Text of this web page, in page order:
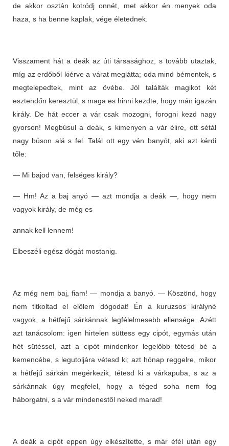
de akkor osztán kotródj onnét, met akkor én menyek oda
haza, s ha benne kaplak, vége életednek.
Visszament hát a deák az úti társasághoz, s tovább utaztak,
míg az erdőből kiérve a várat meglátta; oda mind bémentek, s
megtelepedtek, mint az övébe. Jól találták magikot két
esztendőn keresztül, s maga es hinni kezdte, hogy mán igazán
király. De hát eccer a vár csak mozogni, forogni kezd nagy
gyorson! Megbúsul a deák, s kimenyen a vár élire, ott sétál
nagy búson alá s fel. Talál ott egy vén banyót, aki azt kérdi
tőle:
— Mi bajod van, felséges király?
— Hm! Az a baj anyó — azt mondja a deák —, hogy nem
vagyok király, de még es
annak kell lennem!
Elbeszéli egész dógát mostanig.
Az még nem baj, fiam! — mondja a banyó. — Köszönd, hogy
nem titkoltad el előlem dógodat! Én a kuruzsos királyné
vagyok, a hétfejű sárkánnak legfélelmesebb ellensége. Azétt
azt tanácsolom: igen hirtelen süttess egy cipót, egymás után
hét sütéssel, azt a cipót mindenkor legelőbb tétesd bé a
kemencébe, s legutoljára vétesd ki; azt hónap reggelre, mikor
a hétfejű sárkán megérkezik, tétesd ki a várkapuba, s az a
sárkánnak úgy megfelel, hogy a téged soha nem fog
háborgatni, s a vár mindenestől neked marad!
A deák a cipót eppen úgy elkészítette, s már éfél után egy